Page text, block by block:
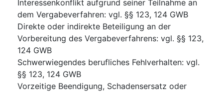
Interessenkonflikt aufgrund seiner Teilnahme an
dem Vergabeverfahren: vgl. §§ 123, 124 GWB
Direkte oder indirekte Beteiligung an der
Vorbereitung des Vergabeverfahrens: vgl. §§ 123,
124 GWB
Schwerwiegendes berufliches Fehlverhalten: vgl.
§§ 123, 124 GWB
Vorzeitige Beendigung, Schadensersatz oder